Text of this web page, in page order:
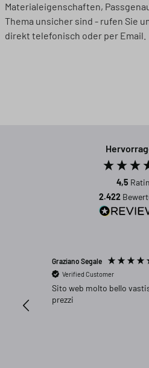
Materialeigenschaften,
Thema unsicher sind - rufen Sie
direkt telefonisch oder per Email.
4,5
2.422
Graziano Segale
Verified Customer
Sito web molto bello
prezzi